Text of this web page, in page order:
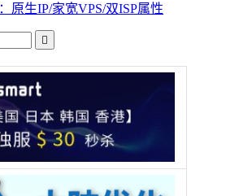
：原生IP/家宽VPS/双ISP属性
